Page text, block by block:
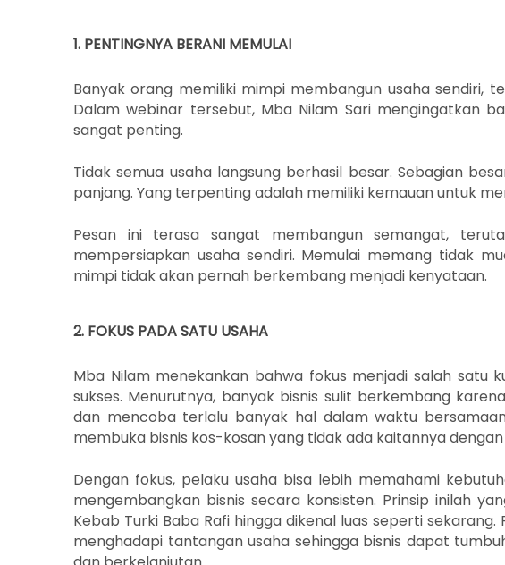
1. PENTINGNYA BERANI MEMULAI
Banyak orang memiliki mimpi membangun usaha sendiri,
Dalam webinar tersebut, Mba Nilam Sari mengingatkan
sangat penting.
Tidak semua usaha langsung berhasil besar. Sebagian
panjang. Yang terpenting adalah memiliki kemauan untuk
Pesan ini terasa sangat membangun semangat,
mempersiapkan usaha sendiri. Memulai memang tidak
mimpi tidak akan pernah berkembang menjadi kenyataan.
2. FOKUS PADA SATU USAHA
Mba Nilam menekankan bahwa fokus menjadi salah satu
sukses. Menurutnya, banyak bisnis sulit berkembang
dan mencoba terlalu banyak hal dalam waktu
membuka bisnis kos-kosan yang tidak ada kaitannya
Dengan fokus, pelaku usaha bisa lebih memahami
mengembangkan bisnis secara konsisten. Prinsip inilah
Kebab Turki Baba Rafi hingga dikenal luas seperti
menghadapi tantangan usaha sehingga bisnis dapat